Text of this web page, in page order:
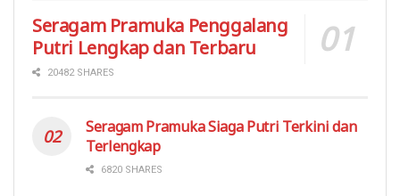
Seragam Pramuka Penggalang
Putri Lengkap dan Terbaru
20482 SHARES
Seragam Pramuka Siaga Putri Terkini dan
Terlengkap
6820 SHARES